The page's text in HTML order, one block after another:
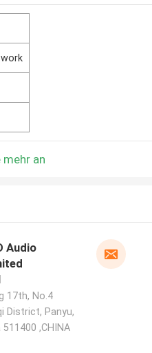
mehr an
Audio
17th, No.4
District, Panyu,
,CHINA